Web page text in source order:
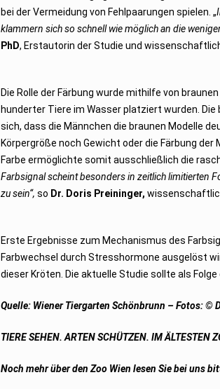
bei der Vermeidung von Fehlpaarungen spielen. „
klammern sich so schnell wie möglich an die
PhD, Erstautorin der Studie und
Die Rolle der Färbung wurde mithilfe von
hunderter Tiere im Wasser platziert wurden.
sich, dass die Männchen die braunen Modelle
Körpergröße noch Gewicht oder die Färbung
Farbe ermöglichte somit ausschließlich die
Farbsignal scheint besonders in zeitlich limitierten
zu sein“, so Dr. Doris Preininger,
Erste Ergebnisse zum Mechanismus des
Farbwechsel durch Stresshormone ausgelöst
dieser Kröten. Die aktuelle Studie sollte als
Quelle: Wiener Tiergarten Schönbrunn – Fotos: ©
TIERE SEHEN. ARTEN SCHÜTZEN. IM ÄLTESTEN
Noch mehr über den Zoo Wien lesen Sie bei uns